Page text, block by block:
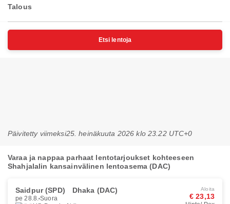
Talous
Etsi lentoja
Päivitetty viimeksi25. heinäkuuta 2026 klo 23.22 UTC+0
Varaa ja nappaa parhaat lentotarjoukset kohteeseen
Shahjalalin kansainvälinen lentoasema (DAC)
Saidpur (SPD) Dhaka (DAC)
pe 28.8. Suora
Aloita
€ 23,13